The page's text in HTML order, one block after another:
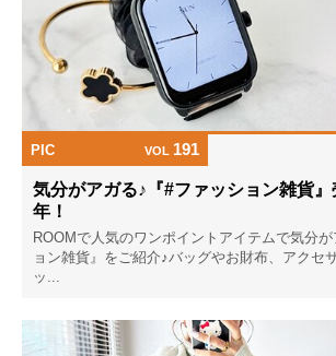
PIC VOL 191
気分がアガる♪『#ファッション雑貨
年！
ROOMで人気のワンポイントアイテムで気分
ョン雑貨』をご紹介♪バッグやお財布、アクセ
ッ...